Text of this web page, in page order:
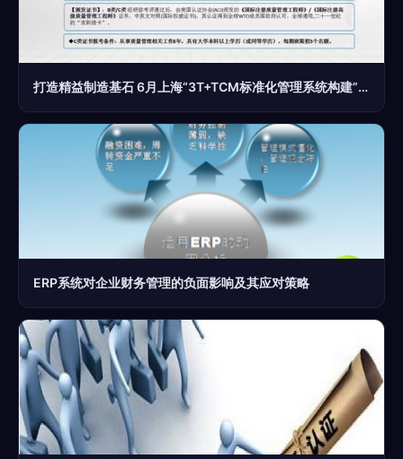
打造精益制造基石 6月上海“3T+TCM标准化管理系统构建”高级研修班火热报名中
ERP系统对企业财务管理的负面影响及其应对策略